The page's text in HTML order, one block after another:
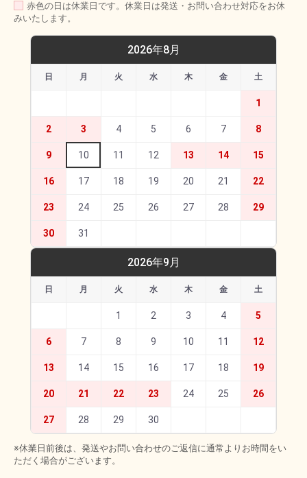
赤色の日は休業日です。休業日は発送・お問い合わせ対応をお休
みいたします。
2026年8月
日 月 火 水 木 金 土
1
2 3 4 5 6 7 8
9 10 11 12 13 14 15
16 17 18 19 20 21 22
23 24 25 26 27 28 29
30 31
2026年9月
日 月 火 水 木 金 土
1 2 3 4 5
6 7 8 9 10 11 12
13 14 15 16 17 18 19
20 21 22 23 24 25 26
27 28 29 30
※休業日前後は、発送やお問い合わせのご返信に通常よりお時間をい
ただく場合がございます。